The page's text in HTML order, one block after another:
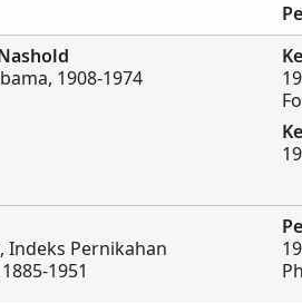
1908-1974
Indeks Pernikahan
1951